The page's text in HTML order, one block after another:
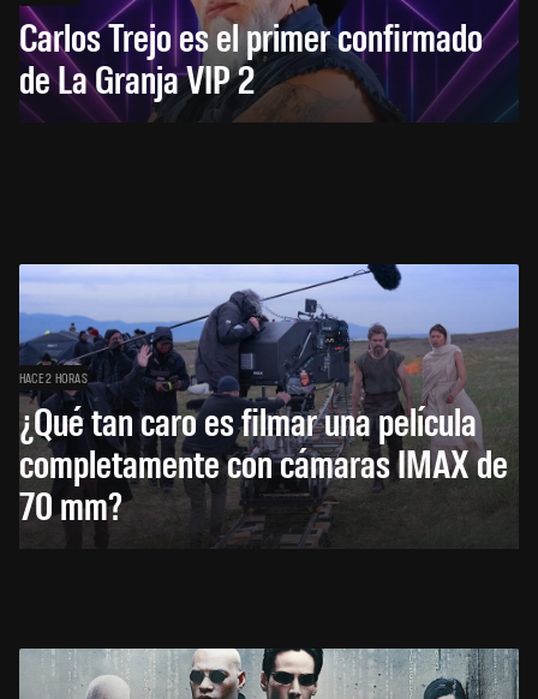
Carlos Trejo es el primer confirmado
de La Granja VIP 2
HACE 2 HORAS
¿Qué tan caro es filmar una película
completamente con cámaras IMAX de
70 mm?